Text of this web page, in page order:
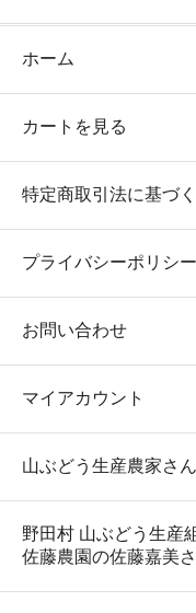
ホーム
カートを見る
特定商取引法に基づ
プライバシーポリシー
お問い合わせ
マイアカウント
山ぶどう生産農家さ
野田村 山ぶどう生産
佐藤農園の佐藤嘉美